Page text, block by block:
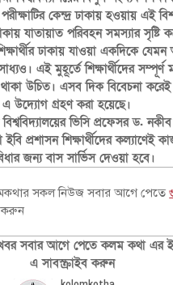
কেন্দ্র ঢাকায় হওয়ায় এই
যাতায়াত পরিবহন সমস্যার সৃষ্টি
ঢাকায় যাওয়া একদিকে যেমন
এই মুহূর্তে শিক্ষার্থীদের
থাকা উচিত। এসব দিক বিবেচনা
এ উদ্যোগ গ্রহণ করা হয়েছে।
ভিসি প্রফেসর ড.
প্রশাসন শিক্ষার্থীদের কল্যাণেই
জন্য বাস সার্ভিস দেওয়া হবে।
সকল নিউজ সবার আগে পেতে
সবার আগে পেতে কলম কথা এর
এ সাবস্ক্রাইব করুন